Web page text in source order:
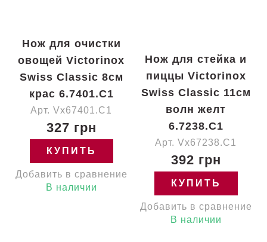
Нож для очистки
овощей Victorinox
Swiss Classic 8см
крас 6.7401.C1
Арт. Vx67401.C1
327 грн
КУПИТЬ
Добавить в сравнение
В наличии
Нож для стейка и
пиццы Victorinox
Swiss Classic 11см
волн желт
6.7238.C1
Арт. Vx67238.C1
392 грн
КУПИТЬ
Добавить в сравнение
В наличии